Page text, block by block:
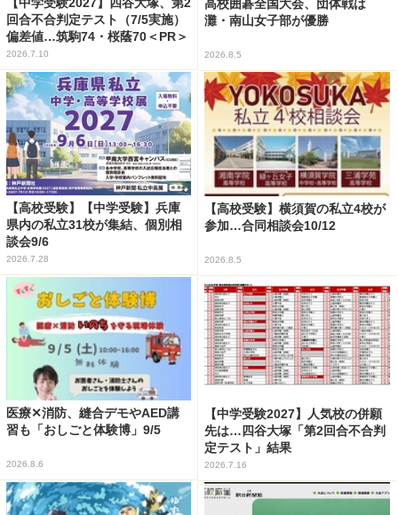
回合不合判定テスト（7/5実施）
偏差値…筑駒74・桜蔭70＜PR＞
2026.7.10
高校囲碁全国大会、団体戦は
灘・南山女子部が優勝
2026.8.5
【高校受験】【中学受験】兵庫
県内の私立31校が集結、個別相
談会9/6
2026.7.28
【高校受験】横須賀の私立4校が
参加…合同相談会10/12
2026.8.5
医療✕消防、縫合デモやAED講
習も「おしごと体験博」9/5
2026.8.6
【中学受験2027】人気校の併願
先は…四谷大塚「第2回合不合判
定テスト」結果
2026.7.16